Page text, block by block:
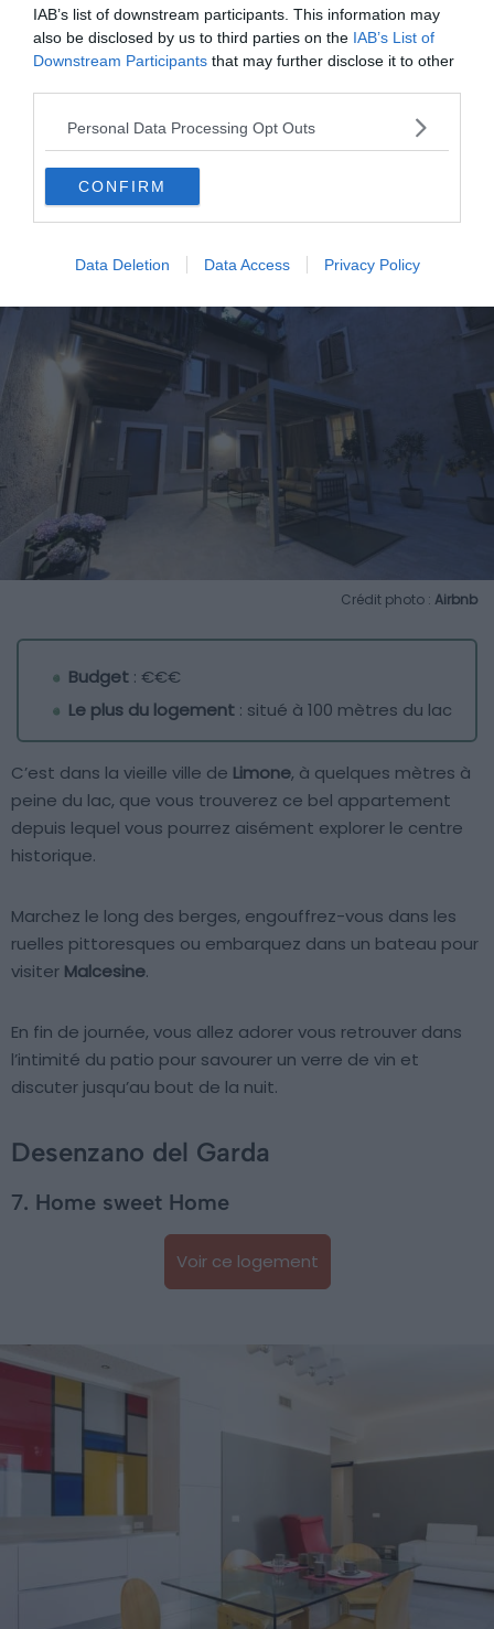
IAB’s list of downstream participants. This information may
also be disclosed by us to third parties on the IAB’s List of
Downstream Participants that may further disclose it to other
Personal Data Processing Opt Outs
CONFIRM
Data Deletion Data Access Privacy Policy
sur la plage ou balades dans les ruelles du quartier
animé, vous ne risquez pas de vous tourner les pouces.
Voir ce logement
Crédit photo : Airbnb
Budget : €€€
Le plus du logement : situé à 100 mètres du lac
C’est dans la vieille ville de Limone, à quelques mètres à
peine du lac, que vous trouverez ce bel appartement
depuis lequel vous pourrez aisément explorer le centre
historique.
Marchez le long des berges, engouffrez-vous dans les
ruelles pittoresques ou embarquez dans un bateau pour
visiter Malcesine.
En fin de journée, vous allez adorer vous retrouver dans
l’intimité du patio pour savourer un verre de vin et
discuter jusqu’au bout de la nuit.
Desenzano del Garda
7. Home sweet Home
Voir ce logement